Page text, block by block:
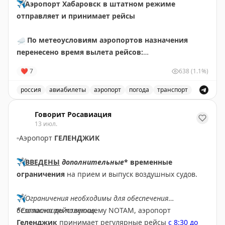
✈️Аэропорт Хабаровск в штатном режиме
отправляет и принимает рейсы
☁️ По метеоусловиям аэропортов назначения
перенесено время вылета рейсов:
Ожидаемое время отправления – 14 июля в 12.30
🟡НИ411 Хабаровск – Чегдомын. Ожидаемое время
отправления – 15 июля в 10.35
Авиакомпаниями перенесено время вылета
рейсов:
Информация о времени вылета – 10.10
🟡НИ419 Хабаровск – Охотск за 11, 12, 13 июля.
🟡НИ401 Хабаровск – Николаевск-на-Амуре – Охотск
за 12, 13 июля. Информация о времени вылета – 10.10
🟡SU850 Хабаровск – Санья. Ожидаемое время
❤ 7 638 (1.1%)
россия авиабилеты аэропорт погода транспорт
Говорит Росавиация
13 июл.
▫️Аэропорт ГЕЛЕНДЖИК
✈️ВВЕДЕНЫ дополнительные* временные
ограничения на прием и выпуск воздушных судов.
✈️Ограничения необходимы для обеспечения
безопасности полетов.
*Согласно действующему NOTAM, аэропорт
Геленджик принимает регулярные рейсы с 8:30 до